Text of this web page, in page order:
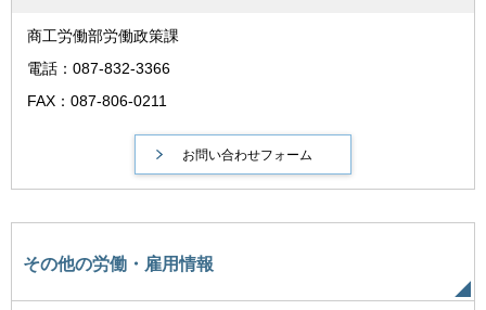
商工労働部労働政策課
電話：087-832-3366
FAX：087-806-0211
その他の労働・雇用情報